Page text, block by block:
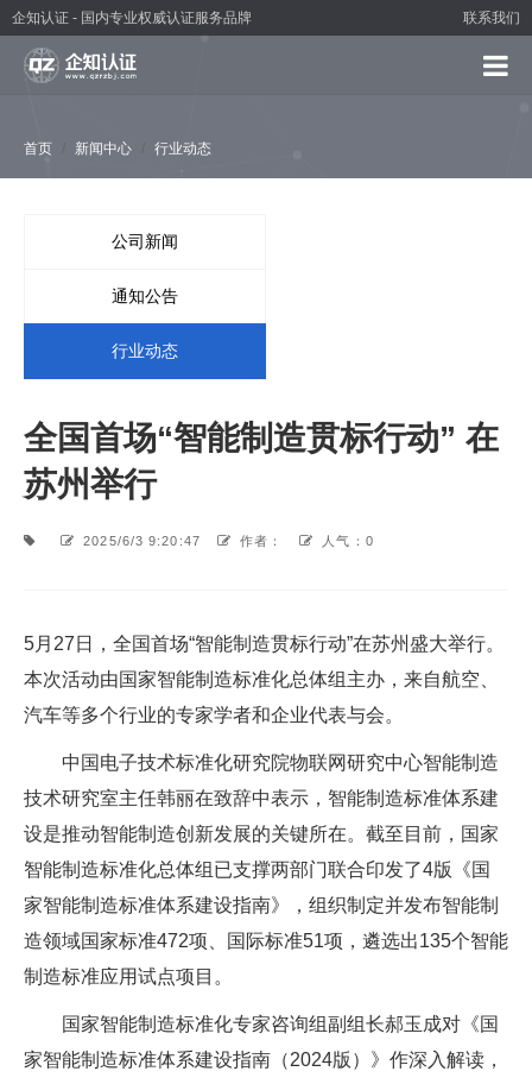
企知认证 - 国内专业权威认证服务品牌 联系我们
首页 新闻中心 行业动态
公司新闻
通知公告
行业动态
全国首场“智能制造贯标行动” 在
苏州举行
2025/6/3 9:20:47 作者： 人气：0
5月27日，全国首场“智能制造贯标行动”在苏州盛大举行。
本次活动由国家智能制造标准化总体组主办，来自航空、
汽车等多个行业的专家学者和企业代表与会。
中国电子技术标准化研究院物联网研究中心智能制造
技术研究室主任韩丽在致辞中表示，智能制造标准体系建
设是推动智能制造创新发展的关键所在。截至目前，国家
智能制造标准化总体组已支撑两部门联合印发了4版《国
家智能制造标准体系建设指南》，组织制定并发布智能制
造领域国家标准472项、国际标准51项，遴选出135个智能
制造标准应用试点项目。
国家智能制造标准化专家咨询组副组长郝玉成对《国
家智能制造标准体系建设指南（2024版）》作深入解读，